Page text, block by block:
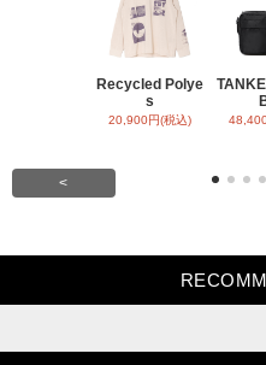
Recycled Polye
s
20,900円(税込)
<